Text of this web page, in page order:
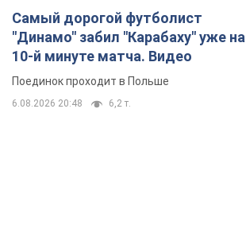
Самый дорогой футболист
"Динамо" забил "Карабаху" уже на
10-й минуте матча. Видео
Поединок проходит в Польше
6.08.2026 20:48 6,2 т.